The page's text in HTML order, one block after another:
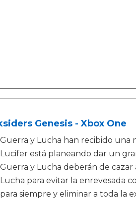
Genesis - Xbox One
Guerra y Lucha han recibido una
Lucifer está planeando dar un
Guerra y Lucha deberán de cazar
Lucha para evitar la enrevesada
para siempre y eliminar a toda la